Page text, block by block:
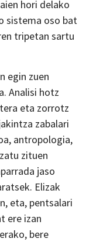
hori delako
sistema oso bat
tripetan sartu
egin zuen
Analisi hotz
eta zorrotz
zabalari
antropologia,
zituen
jaso
Elizak
eta, pentsalari
ere izan
bere